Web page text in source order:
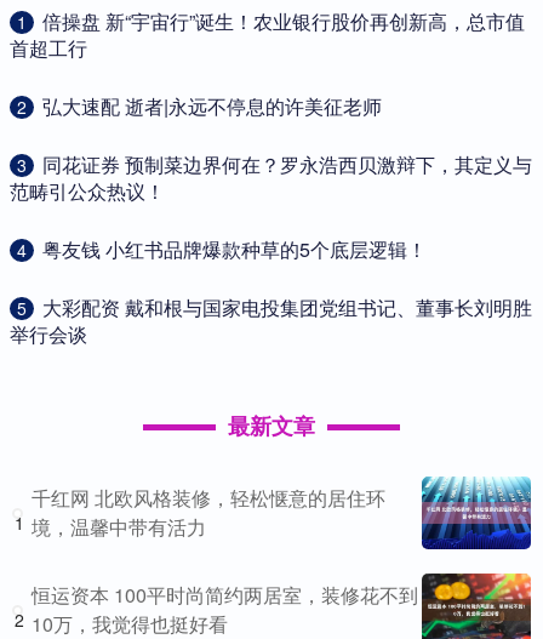
1
​倍操盘 新“宇宙行”诞生！农业银行股价再创新高，总市值
首超工行
2 ​弘大速配 逝者|永远不停息的许美征老师
3
​同花证券 预制菜边界何在？罗永浩西贝激辩下，其定义与
范畴引公众热议！
4 ​粤友钱 小红书品牌爆款种草的5个底层逻辑！
5
​大彩配资 戴和根与国家电投集团党组书记、董事长刘明胜
举行会谈
最新文章
1
千红网 北欧风格装修，轻松惬意的居住环
境，温馨中带有活力
2
恒运资本 100平时尚简约两居室，装修花不到
10万，我觉得也挺好看